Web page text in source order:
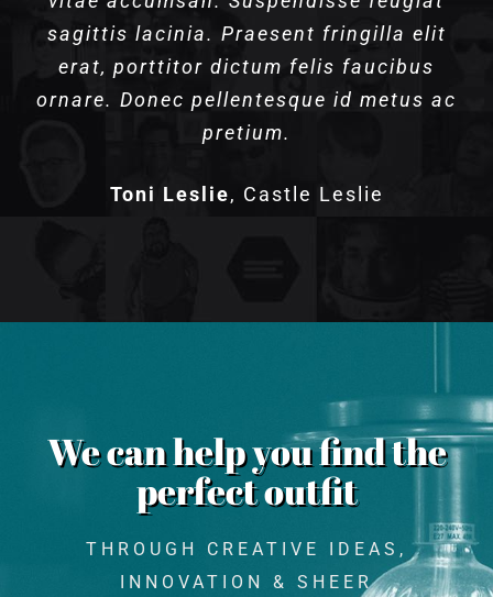
sagittis lacinia. Praesent fringilla elit
erat, porttitor dictum felis faucibus
ornare. Donec pellentesque id metus ac
pretium.
Toni Leslie, Castle Leslie
lectus at elit fringilla, vitae ullamcorper
leo luctus. Duis imperdiet ut ex et
ullamcorper. Duis lorem turpis,
scelerisque sit.
Trish O'Connor Wexford
We can help you find the
perfect outfit
THROUGH CREATIVE IDEAS,
INNOVATION & SHEER